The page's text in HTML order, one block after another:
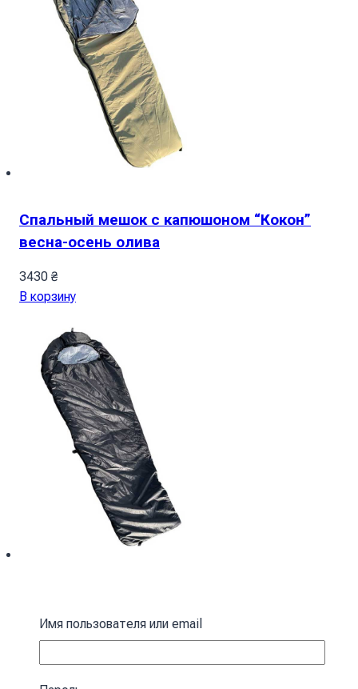
Спальный мешок с капюшоном “Кокон”
весна-осень олива
3430 ₴
В корзину
зимний черный Спальный мешок с
капюшоном
Имя пользователя или email